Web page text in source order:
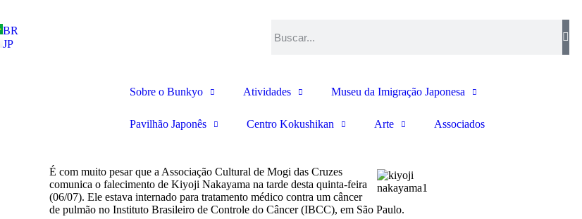
BR
JP
Sobre o Bunkyo Atividades Museu da Imigração Japonesa
Pavilhão Japonês Centro Kokushikan Arte Associados
É com muito pesar que a Associação Cultural de Mogi das Cruzes
comunica o falecimento de Kiyoji Nakayama na tarde desta quinta-feira
(06/07). Ele estava internado para tratamento médico contra um câncer
de pulmão no Instituto Brasileiro de Controle do Câncer (IBCC), em São Paulo.